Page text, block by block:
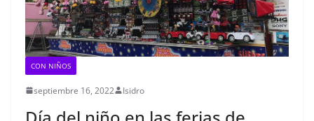
CON NIÑOS
septiembre 16, 2022 Isidro